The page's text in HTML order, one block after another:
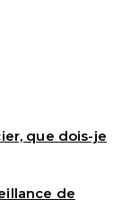
que dois-je
de